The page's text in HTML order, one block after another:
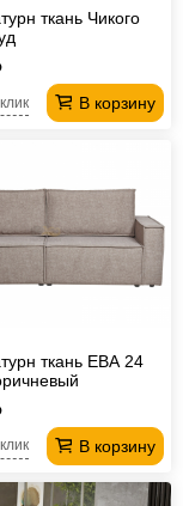
ткань Чикого
В корзину
ткань ЕВА 24
В корзину